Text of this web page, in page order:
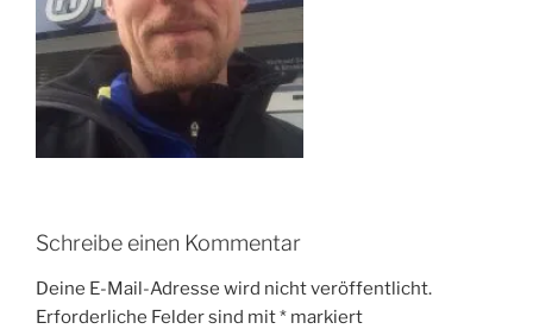
Schreibe einen Kommentar
Deine E-Mail-Adresse wird nicht veröffentlicht.
Erforderliche Felder sind mit* markiert